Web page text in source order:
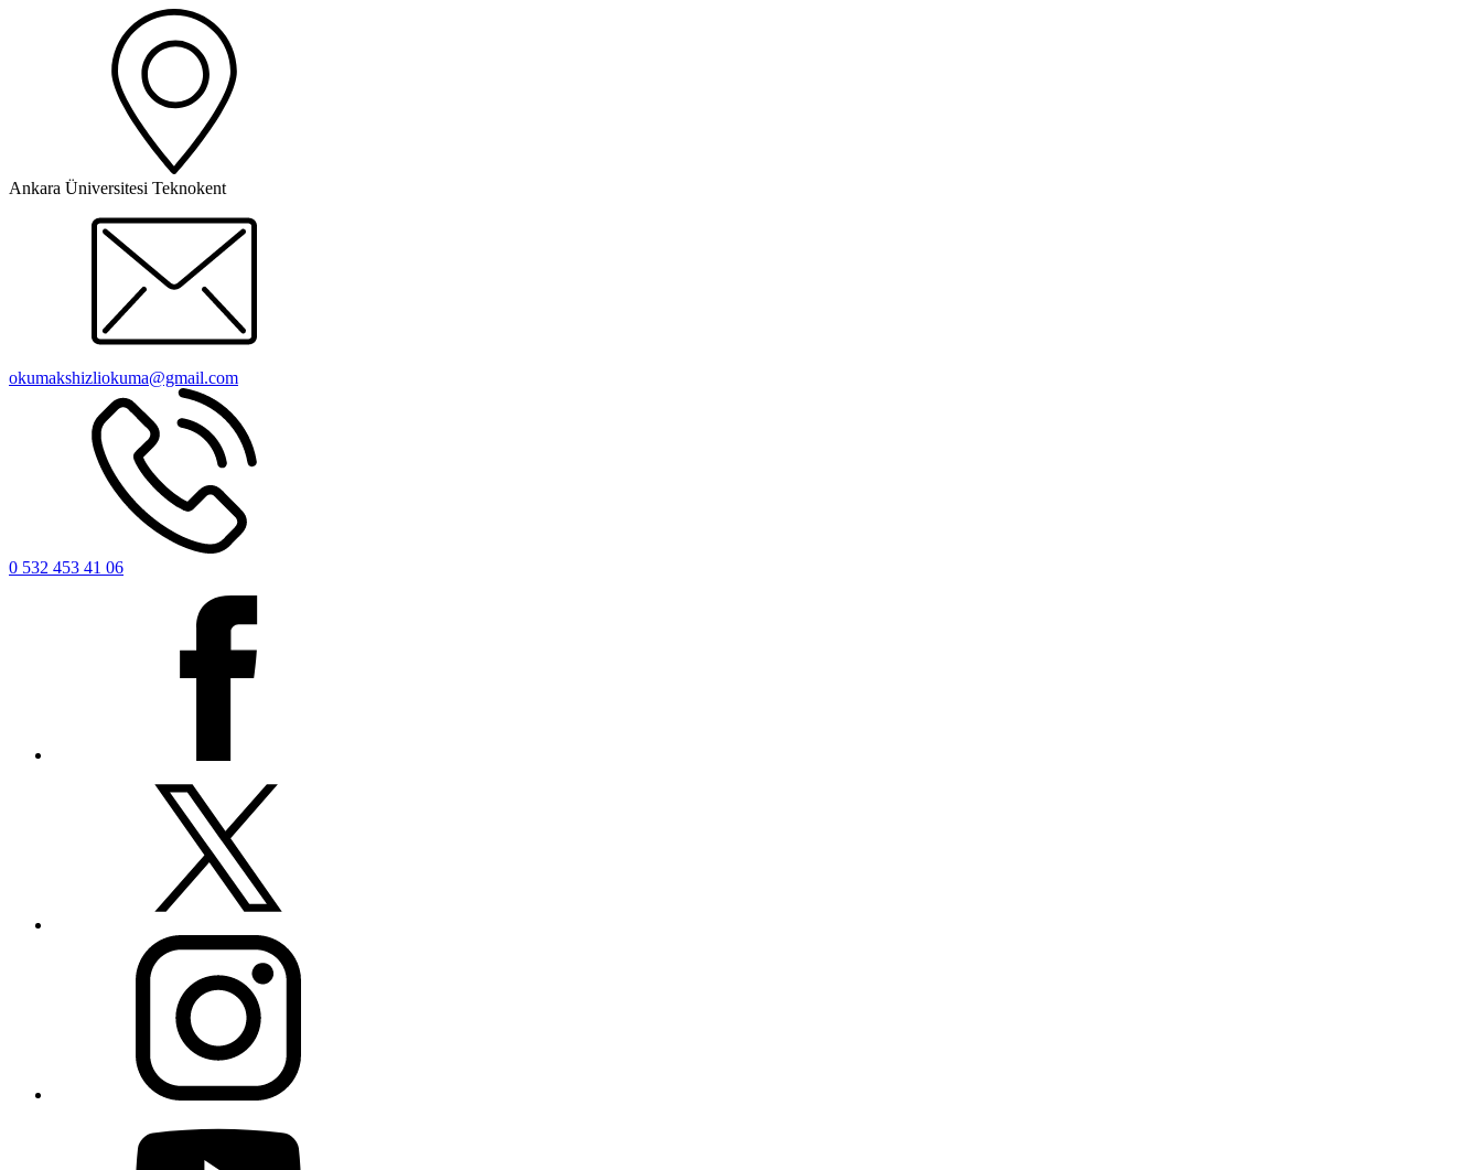
Ankara Üniversitesi Teknokent
okumakshizliokuma@gmail.com
0 532 453 41 06